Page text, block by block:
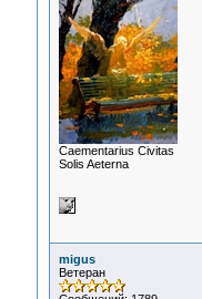
Сaementarius Civitas
Solis Aeterna
migus
Ветеран